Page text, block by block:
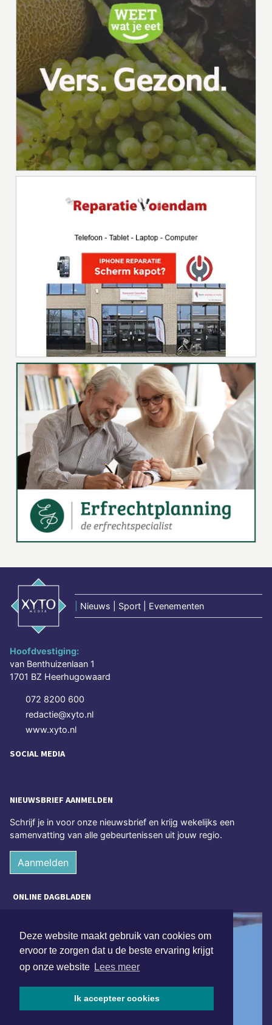
Deze website maakt gebruik van cookies om
ervoor te zorgen dat u de beste ervaring krijgt
op onze website Lees meer
Ik accepteer cookies
Nieuws | Sport | Evenementen
Hoofdvestiging:
van Benthuizenlaan 1
1701 BZ Heerhugowaard
072 8200 600
redactie@xyto.nl
www.xyto.nl
SOCIAL MEDIA
NIEUWSBRIEF AANMELDEN
Schrijf je in voor onze nieuwsbrief en krijg wekelijks een
samenvatting van alle gebeurtenissen uit jouw regio.
Aanmelden
ONLINE DAGBLADEN